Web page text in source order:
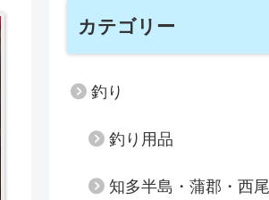
カテゴリー
釣り
釣り用品
知多半島・蒲郡・西尾